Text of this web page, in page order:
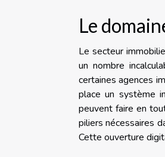
Le
Le secteur
un nombre
certaines agences
place un système
peuvent faire en
piliers nécessaires
Cette ouverture